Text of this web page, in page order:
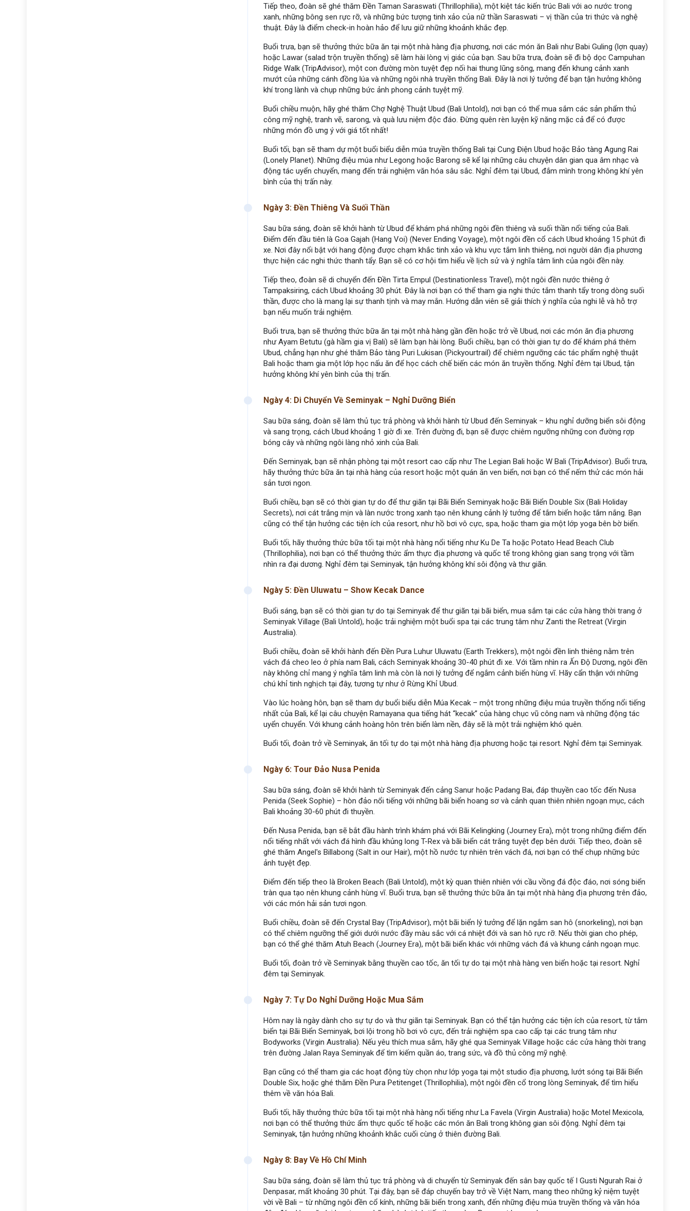
Tiếp theo, đoàn sẽ ghé thăm Đền Taman Saraswati (Thrillophilia), một kiệt tác kiến trúc Bali với ao nước trong
xanh, những bông sen rực rỡ, và những bức tượng tinh xảo của nữ thần Saraswati – vị thần của tri thức và nghệ
thuật. Đây là điểm check-in hoàn hảo để lưu giữ những khoảnh khắc đẹp.
Buổi trưa, bạn sẽ thưởng thức bữa ăn tại một nhà hàng địa phương, nơi các món ăn Bali như Babi Guling (lợn quay)
hoặc Lawar (salad trộn truyền thống) sẽ làm hài lòng vị giác của bạn. Sau bữa trưa, đoàn sẽ đi bộ dọc Campuhan
Ridge Walk (TripAdvisor), một con đường mòn tuyệt đẹp nối hai thung lũng sông, mang đến khung cảnh xanh
mướt của những cánh đồng lúa và những ngôi nhà truyền thống Bali. Đây là nơi lý tưởng để bạn tận hưởng không
khí trong lành và chụp những bức ảnh phong cảnh tuyệt mỹ.
Buổi chiều muộn, hãy ghé thăm Chợ Nghệ Thuật Ubud (Bali Untold), nơi bạn có thể mua sắm các sản phẩm thủ
công mỹ nghệ, tranh vẽ, sarong, và quà lưu niệm độc đáo. Đừng quên rèn luyện kỹ năng mặc cả để có được
những món đồ ưng ý với giá tốt nhất!
Buổi tối, bạn sẽ tham dự một buổi biểu diễn múa truyền thống Bali tại Cung Điện Ubud hoặc Bảo tàng Agung Rai
(Lonely Planet). Những điệu múa như Legong hoặc Barong sẽ kể lại những câu chuyện dân gian qua âm nhạc và
động tác uyển chuyển, mang đến trải nghiệm văn hóa sâu sắc. Nghỉ đêm tại Ubud, đắm mình trong không khí yên
bình của thị trấn này.
Ngày 3: Đền Thiêng Và Suối Thần
Sau bữa sáng, đoàn sẽ khởi hành từ Ubud để khám phá những ngôi đền thiêng và suối thần nổi tiếng của Bali.
Điểm đến đầu tiên là Goa Gajah (Hang Voi) (Never Ending Voyage), một ngôi đền cổ cách Ubud khoảng 15 phút đi
xe. Nơi đây nổi bật với hang động được chạm khắc tinh xảo và khu vực tắm linh thiêng, nơi người dân địa phương
thực hiện các nghi thức thanh tẩy. Bạn sẽ có cơ hội tìm hiểu về lịch sử và ý nghĩa tâm linh của ngôi đền này.
Tiếp theo, đoàn sẽ di chuyển đến Đền Tirta Empul (Destinationless Travel), một ngôi đền nước thiêng ở
Tampaksiring, cách Ubud khoảng 30 phút. Đây là nơi bạn có thể tham gia nghi thức tắm thanh tẩy trong dòng suối
thần, được cho là mang lại sự thanh tịnh và may mắn. Hướng dẫn viên sẽ giải thích ý nghĩa của nghi lễ và hỗ trợ
bạn nếu muốn trải nghiệm.
Buổi trưa, bạn sẽ thưởng thức bữa ăn tại một nhà hàng gần đền hoặc trở về Ubud, nơi các món ăn địa phương
như Ayam Betutu (gà hầm gia vị Bali) sẽ làm bạn hài lòng. Buổi chiều, bạn có thời gian tự do để khám phá thêm
Ubud, chẳng hạn như ghé thăm Bảo tàng Puri Lukisan (Pickyourtrail) để chiêm ngưỡng các tác phẩm nghệ thuật
Bali hoặc tham gia một lớp học nấu ăn để học cách chế biến các món ăn truyền thống. Nghỉ đêm tại Ubud, tận
hưởng không khí yên bình của thị trấn.
Ngày 4: Di Chuyển Về Seminyak – Nghỉ Dưỡng Biển
Sau bữa sáng, đoàn sẽ làm thủ tục trả phòng và khởi hành từ Ubud đến Seminyak – khu nghỉ dưỡng biển sôi động
và sang trọng, cách Ubud khoảng 1 giờ đi xe. Trên đường đi, bạn sẽ được chiêm ngưỡng những con đường rợp
bóng cây và những ngôi làng nhỏ xinh của Bali.
Đến Seminyak, bạn sẽ nhận phòng tại một resort cao cấp như The Legian Bali hoặc W Bali (TripAdvisor). Buổi trưa,
hãy thưởng thức bữa ăn tại nhà hàng của resort hoặc một quán ăn ven biển, nơi bạn có thể nếm thử các món hải
sản tươi ngon.
Buổi chiều, bạn sẽ có thời gian tự do để thư giãn tại Bãi Biển Seminyak hoặc Bãi Biển Double Six (Bali Holiday
Secrets), nơi cát trắng mịn và làn nước trong xanh tạo nên khung cảnh lý tưởng để tắm biển hoặc tắm nắng. Bạn
cũng có thể tận hưởng các tiện ích của resort, như hồ bơi vô cực, spa, hoặc tham gia một lớp yoga bên bờ biển.
Buổi tối, hãy thưởng thức bữa tối tại một nhà hàng nổi tiếng như Ku De Ta hoặc Potato Head Beach Club
(Thrillophilia), nơi bạn có thể thưởng thức ẩm thực địa phương và quốc tế trong không gian sang trọng với tầm
nhìn ra đại dương. Nghỉ đêm tại Seminyak, tận hưởng không khí sôi động và thư giãn.
Ngày 5: Đền Uluwatu – Show Kecak Dance
Buổi sáng, bạn sẽ có thời gian tự do tại Seminyak để thư giãn tại bãi biển, mua sắm tại các cửa hàng thời trang ở
Seminyak Village (Bali Untold), hoặc trải nghiệm một buổi spa tại các trung tâm như Zanti the Retreat (Virgin
Australia).
Buổi chiều, đoàn sẽ khởi hành đến Đền Pura Luhur Uluwatu (Earth Trekkers), một ngôi đền linh thiêng nằm trên
vách đá cheo leo ở phía nam Bali, cách Seminyak khoảng 30-40 phút đi xe. Với tầm nhìn ra Ấn Độ Dương, ngôi đền
này không chỉ mang ý nghĩa tâm linh mà còn là nơi lý tưởng để ngắm cảnh biển hùng vĩ. Hãy cẩn thận với những
chú khỉ tinh nghịch tại đây, tương tự như ở Rừng Khỉ Ubud.
Vào lúc hoàng hôn, bạn sẽ tham dự buổi biểu diễn Múa Kecak – một trong những điệu múa truyền thống nổi tiếng
nhất của Bali, kể lại câu chuyện Ramayana qua tiếng hát “kecak” của hàng chục vũ công nam và những động tác
uyển chuyển. Với khung cảnh hoàng hôn trên biển làm nền, đây sẽ là một trải nghiệm khó quên.
Buổi tối, đoàn trở về Seminyak, ăn tối tự do tại một nhà hàng địa phương hoặc tại resort. Nghỉ đêm tại Seminyak.
Ngày 6: Tour Đảo Nusa Penida
Sau bữa sáng, đoàn sẽ khởi hành từ Seminyak đến cảng Sanur hoặc Padang Bai, đáp thuyền cao tốc đến Nusa
Penida (Seek Sophie) – hòn đảo nổi tiếng với những bãi biển hoang sơ và cảnh quan thiên nhiên ngoạn mục, cách
Bali khoảng 30-60 phút đi thuyền.
Đến Nusa Penida, bạn sẽ bắt đầu hành trình khám phá với Bãi Kelingking (Journey Era), một trong những điểm đến
nổi tiếng nhất với vách đá hình đầu khủng long T-Rex và bãi biển cát trắng tuyệt đẹp bên dưới. Tiếp theo, đoàn sẽ
ghé thăm Angel's Billabong (Salt in our Hair), một hồ nước tự nhiên trên vách đá, nơi bạn có thể chụp những bức
ảnh tuyệt đẹp.
Điểm đến tiếp theo là Broken Beach (Bali Untold), một kỳ quan thiên nhiên với cầu vồng đá độc đáo, nơi sóng biển
tràn qua tạo nên khung cảnh hùng vĩ. Buổi trưa, bạn sẽ thưởng thức bữa ăn tại một nhà hàng địa phương trên đảo,
với các món hải sản tươi ngon.
Buổi chiều, đoàn sẽ đến Crystal Bay (TripAdvisor), một bãi biển lý tưởng để lặn ngắm san hô (snorkeling), nơi bạn
có thể chiêm ngưỡng thế giới dưới nước đầy màu sắc với cá nhiệt đới và san hô rực rỡ. Nếu thời gian cho phép,
bạn có thể ghé thăm Atuh Beach (Journey Era), một bãi biển khác với những vách đá và khung cảnh ngoạn mục.
Buổi tối, đoàn trở về Seminyak bằng thuyền cao tốc, ăn tối tự do tại một nhà hàng ven biển hoặc tại resort. Nghỉ
đêm tại Seminyak.
Ngày 7: Tự Do Nghỉ Dưỡng Hoặc Mua Sắm
Hôm nay là ngày dành cho sự tự do và thư giãn tại Seminyak. Bạn có thể tận hưởng các tiện ích của resort, từ tắm
biển tại Bãi Biển Seminyak, bơi lội trong hồ bơi vô cực, đến trải nghiệm spa cao cấp tại các trung tâm như
Bodyworks (Virgin Australia). Nếu yêu thích mua sắm, hãy ghé qua Seminyak Village hoặc các cửa hàng thời trang
trên đường Jalan Raya Seminyak để tìm kiếm quần áo, trang sức, và đồ thủ công mỹ nghệ.
Bạn cũng có thể tham gia các hoạt động tùy chọn như lớp yoga tại một studio địa phương, lướt sóng tại Bãi Biển
Double Six, hoặc ghé thăm Đền Pura Petitenget (Thrillophilia), một ngôi đền cổ trong lòng Seminyak, để tìm hiểu
thêm về văn hóa Bali.
Buổi tối, hãy thưởng thức bữa tối tại một nhà hàng nổi tiếng như La Favela (Virgin Australia) hoặc Motel Mexicola,
nơi bạn có thể thưởng thức ẩm thực quốc tế hoặc các món ăn Bali trong không gian sôi động. Nghỉ đêm tại
Seminyak, tận hưởng những khoảnh khắc cuối cùng ở thiên đường Bali.
Ngày 8: Bay Về Hồ Chí Minh
Sau bữa sáng, đoàn sẽ làm thủ tục trả phòng và di chuyển từ Seminyak đến sân bay quốc tế I Gusti Ngurah Rai ở
Denpasar, mất khoảng 30 phút. Tại đây, bạn sẽ đáp chuyến bay trở về Việt Nam, mang theo những kỷ niệm tuyệt
vời về Bali – từ những ngôi đền cổ kính, những bãi biển trong xanh, đến những điệu múa truyền thống và văn hóa